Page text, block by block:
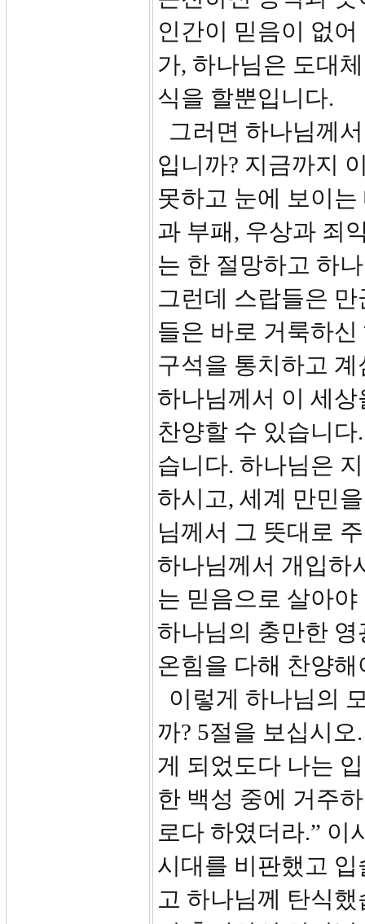
인간이 믿음이 없
가, 하나님은 도대
식을 할뿐입니다.
그러면 하나님께
입니까? 지금까지
못하고 눈에 보이
과 부패, 우상과 죄
는 한 절망하고 하
그런데 스랍들은
들은 바로 거룩하
구석을 통치하고
하나님께서 이 세
찬양할 수 있습니
습니다. 하나님은
하시고, 세계 만민
님께서 그 뜻대로
하나님께서 개입하
는 믿음으로 살아
하나님의 충만한
온힘을 다해 찬양
이렇게 하나님의
까? 5절을 보십시
게 되었도다 나는
한 백성 중에 거주
로다 하였더라.” 이
시대를 비판했고
고 하나님께 탄식